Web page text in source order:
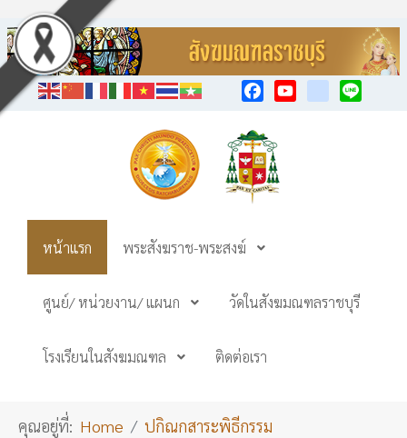
หน้าแรก พระสังฆราช-พระสงฆ์
ศูนย์/ หน่วยงาน/ แผนก วัดในสังฆมณฑลราชบุรี
โรงเรียนในสังฆมณฑล ติดต่อเรา
คุณอยู่ที่: Home
ปกิณกสาระพิธีกรรม